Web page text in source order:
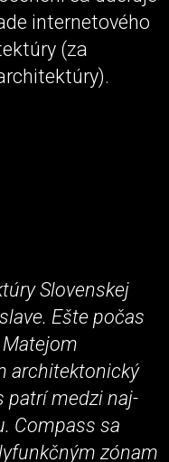
internetového
(za
Slovenskej
Ešte počas
architektonický
patrí medzi naj-
Compass sa
zónam